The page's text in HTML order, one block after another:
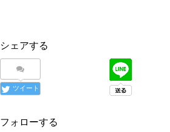
シェアする
ツイート
フォローする